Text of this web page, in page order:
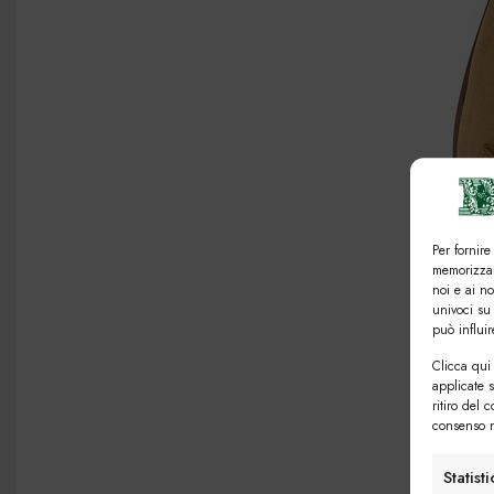
Per
noi e ai
univoci
può
Clicca qui
applicate
ritiro del
consenso